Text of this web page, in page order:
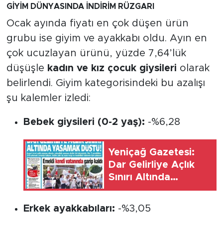
GİYİM DÜNYASINDA İNDİRİM RÜZGARI
Ocak ayında fiyatı en çok düşen ürün
grubu ise giyim ve ayakkabı oldu. Ayın en
çok ucuzlayan ürünü, yüzde 7,64’lük
düşüşle kadın ve kız çocuk giysileri olarak
belirlendi. Giyim kategorisindeki bu azalışı
şu kalemler izledi:
Bebek giysileri (0-2 yaş): -%6,28
Yeniçağ Gazetesi:
Dar Gelirliye Açlık
Sınırı Altında
Yaşamak Düştü
Erkek ayakkabıları: -%3,05